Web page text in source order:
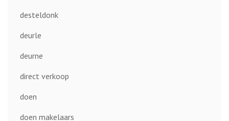
desteldonk
deurle
deurne
direct verkoop
doen
doen makelaars